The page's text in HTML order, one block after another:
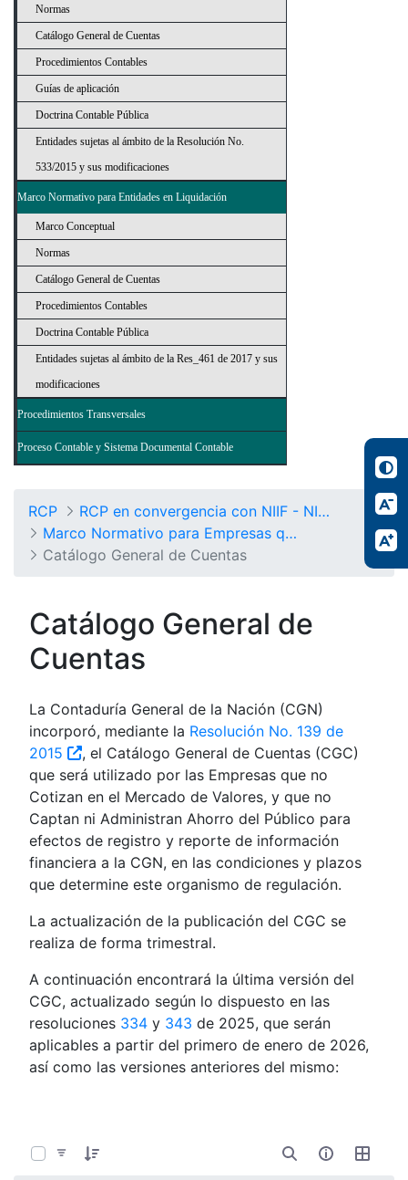
Normas
Catálogo General de Cuentas
Procedimientos Contables
Guías de aplicación
Doctrina Contable Pública
Entidades sujetas al ámbito de la Resolución No.
533/2015 y sus modificaciones
Marco Normativo para Entidades en Liquidación
Marco Conceptual
Normas
Catálogo General de Cuentas
Procedimientos Contables
Doctrina Contable Pública
Entidades sujetas al ámbito de la Res_461 de 2017 y sus
modificaciones
Procedimientos Transversales
Proceso Contable y Sistema Documental Contable
RCP
RCP en convergencia con NIIF - NICSP
Marco Normativo para Empresas que no Cotizan en el Mercado de Valores, y que no Captan ni Administran Ahorro del Público
Catálogo General de Cuentas
Catálogo General de
Cuentas
La Contaduría General de la Nación (CGN)
incorporó, mediante la Resolución No. 139 de
2015
, el Catálogo General de Cuentas (CGC)
que será utilizado por las Empresas que no
Cotizan en el Mercado de Valores, y que no
Captan ni Administran Ahorro del Público para
efectos de registro y reporte de información
financiera a la CGN, en las condiciones y plazos
que determine este organismo de regulación.
La actualización de la publicación del CGC se
realiza de forma trimestral.
A continuación encontrará la última versión del
CGC, actualizado según lo dispuesto en las
resoluciones 334 y 343 de 2025, que serán
aplicables a partir del primero de enero de 2026,
así como las versiones anteriores del mismo: